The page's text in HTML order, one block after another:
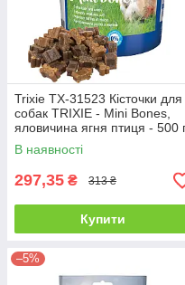
Trixie TX-31523 Кісточки для
собак TRIXIE - Mini Bones,
яловичина ягня птиця - 500
В наявності
297,35 ₴ 313 ₴
Купити
–5%